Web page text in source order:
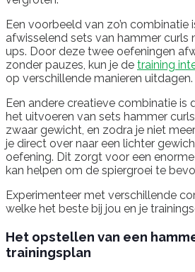
Een voorbeeld van zo’n combinatie
afwisselend sets van hammer curls
ups. Door deze twee oefeningen
zonder pauzes, kun je de training
op verschillende manieren uitdagen.
Een andere creatieve combinatie is
het uitvoeren van sets hammer
zwaar gewicht, en zodra je niet
je direct over naar een lichter
oefening. Dit zorgt voor een
kan helpen om de spiergroei te
Experimenteer met verschillende
welke het beste bij jou en je
Het opstellen van een
trainingsplan